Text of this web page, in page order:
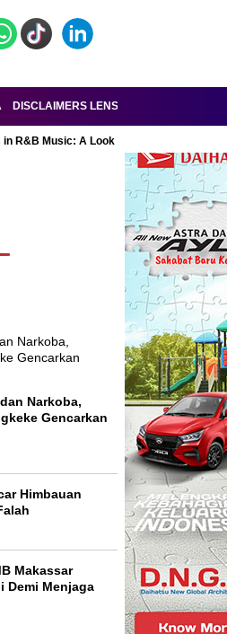
DISCLAIMERS LENSA-RAKYAT.COM
in R&B Music: A Look at Super Bowl
Narkoba,
Gencarkan
Himbauan
Makassar
Demi Menjaga